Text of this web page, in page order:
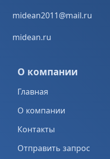
midean2011@mail.ru
midean.ru
О компании
Главная
О компании
Контакты
Отправить запрос